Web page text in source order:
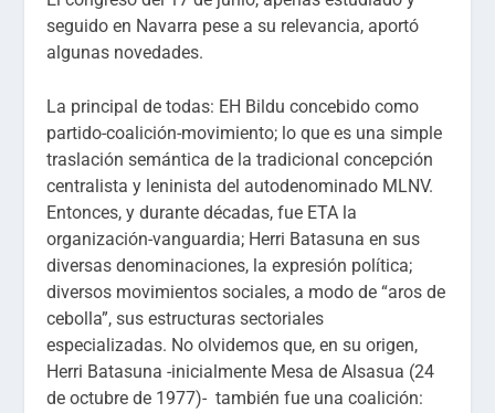
seguido en Navarra pese a su relevancia, aportó
algunas novedades.
La principal de todas: EH Bildu concebido como
partido-coalición-movimiento; lo que es una simple
traslación semántica de la tradicional concepción
centralista y leninista del autodenominado MLNV.
Entonces, y durante décadas, fue ETA la
organización-vanguardia; Herri Batasuna en sus
diversas denominaciones, la expresión política;
diversos movimientos sociales, a modo de “aros de
cebolla”, sus estructuras sectoriales
especializadas. No olvidemos que, en su origen,
Herri Batasuna -inicialmente Mesa de Alsasua (24
de octubre de 1977)- también fue una coalición: